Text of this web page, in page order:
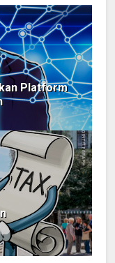
Platform